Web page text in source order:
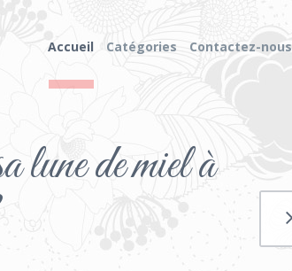
Accueil Catégories Contactez-nous
lune de miel à